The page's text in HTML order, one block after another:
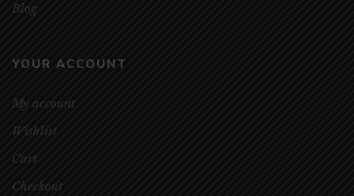
Blog
YOUR ACCOUNT
My account
Wishlist
Cart
Checkout